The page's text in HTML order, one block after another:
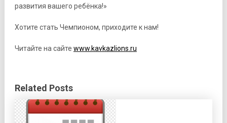
развития вашего ребёнка!»
Хотите стать Чемпионом, приходите к нам!
Читайте на сайте www.kavkazlions.ru
Related Posts